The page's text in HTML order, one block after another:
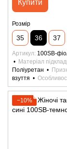
Купити
Розмір
35 36 37
Артикул 100SB-
Матеріал
Поліуретан
взуття
−10%